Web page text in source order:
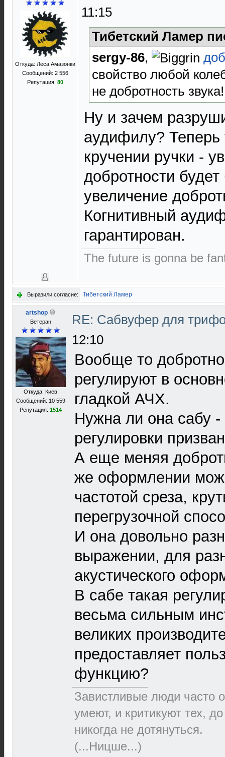
Откуда: Леса Амазонки
Сообщений: 2 556
Репутация: 80
11:15
Тибетский Ламер
sergy-86,
свойство любой
не добротность звука!
Ну и зачем
аудифилу? Теперь
кручении ручки -
добротности
увеличение
Когнитивный
гарантирован.
The future is gonna be
Выразили согласие: Тибетский Ламер
artshop
Ветеран
Откуда: Киев
Сообщений: 10 559
Репутация: 1514
RE: Сабвуфер для
12:10
Вообще то
регулируют в
гладкой АЧХ.
Нужна ли она сабу
регулировки
А еще меняя
же оформлении
частотой среза,
перегрузочной
И она довольно
выражении, для
акустического
В сабе такая
весьма сильным
великих
предоставляет
функцию?
Завистливые люди часто
умеют, и критикуют тех,
никогда не дотянуться.
(...Ницше...)